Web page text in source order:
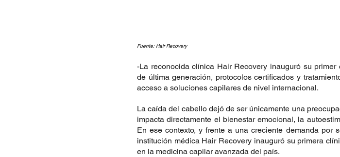
Fuente: Hair Recovery
-La reconocida clínica Hair Recovery inauguró su
de última generación, protocolos certificados y
acceso a soluciones capilares de nivel internacional.
La caída del cabello dejó de ser únicamente una
impacta directamente el bienestar emocional, la
En ese contexto, y frente a una creciente demanda por
institución médica Hair Recovery inauguró su primera
en la medicina capilar avanzada del país.